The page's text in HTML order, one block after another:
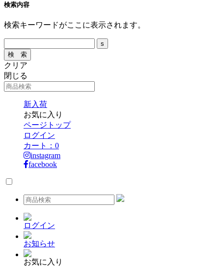
検索内容
検索キーワードがここに表示されます。
クリア
閉じる
新入荷
お気に入り
ページトップ
ログイン
カート： 0
instagram
facebook
ログイン
お知らせ
お気に入り